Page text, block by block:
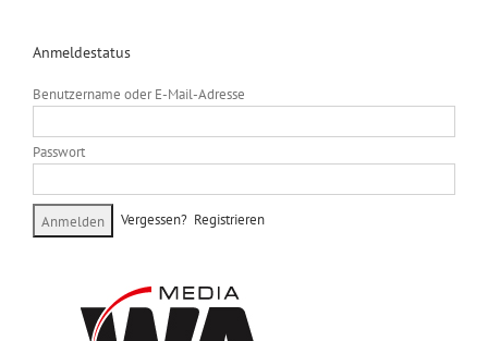
Anmeldestatus
Benutzername oder E-Mail-Adresse
Passwort
Vergessen? Registrieren